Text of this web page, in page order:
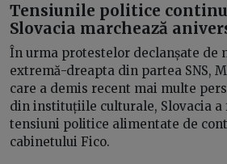
Tensiunile politice
Slovacia marchează
În urma protestelor declanșate de
extremă-dreapta din partea SNS,
care a demis recent mai multe
din instituțiile culturale, Slovacia a
tensiuni politice alimentate de
cabinetului Fico.